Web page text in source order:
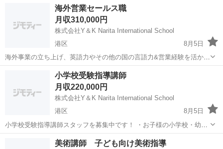
スイッチやガスを点けます 2.食材の確認と下ごしらえ 3.調理スタート
調理師
海外営業セールス職
月収310,000円
株式会社Y＆K Narita International School
港区
8月5日
海外事業の立ち上げ、英語力やその他の国の言語力&営業経験を活かし
海外セールス活動をお任せします。 ・海外拠点拠点のセールス機能/営
業組織の立ち上げ ・海外製造業の顧客開拓(製造業大手メーカーなど)
様々な国への営業を...
海外営業 社会保険
小学校受験指導講師
月収220,000円
株式会社Y＆K Narita International School
港区
8月5日
小学校受験指導講師スタッフを募集中です！ ・お子様の小学校・幼稚
園受験経験者 ・保育士、幼稚園教諭、小学校教諭志望の方 ・幼児教育
を通じて、子どもたちの未来を切り拓きたい方 ・子どもが大好きで、
講師 保育園
美術講師 子ども向け美術指導